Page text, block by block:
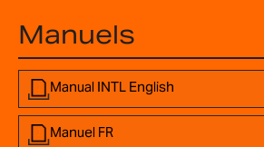
Manuels
Manual INTL English
Manuel FR